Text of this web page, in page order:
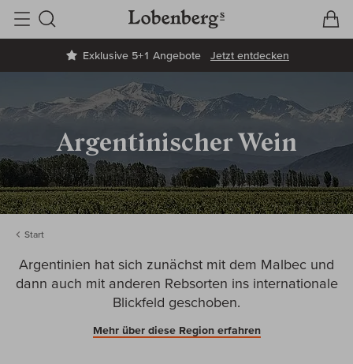
Exklusive 5+1 Angebote Jetzt entdecken
Suche
Argentinischer Wein
Start
Argentinien hat sich zunächst mit dem Malbec und
dann auch mit anderen Rebsorten ins internationale
Blickfeld geschoben.
Mehr über diese Region erfahren